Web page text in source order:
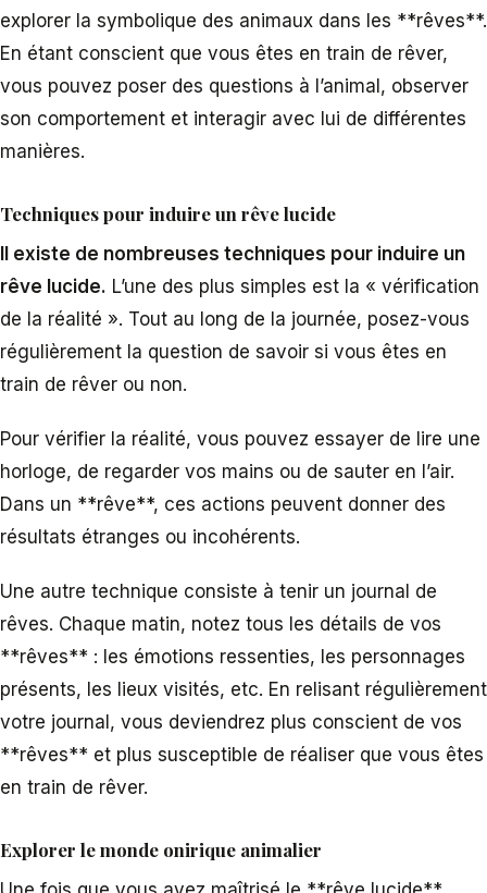
explorer la symbolique des animaux dans les **rêves**.
En étant conscient que vous êtes en train de rêver,
vous pouvez poser des questions à l’animal, observer
son comportement et interagir avec lui de différentes
manières.
Techniques pour induire un rêve lucide
Il existe de nombreuses techniques pour induire un
rêve lucide. L’une des plus simples est la « vérification
de la réalité ». Tout au long de la journée, posez-vous
régulièrement la question de savoir si vous êtes en
train de rêver ou non.
Pour vérifier la réalité, vous pouvez essayer de lire une
horloge, de regarder vos mains ou de sauter en l’air.
Dans un **rêve**, ces actions peuvent donner des
résultats étranges ou incohérents.
Une autre technique consiste à tenir un journal de
rêves. Chaque matin, notez tous les détails de vos
**rêves** : les émotions ressenties, les personnages
présents, les lieux visités, etc. En relisant régulièrement
votre journal, vous deviendrez plus conscient de vos
**rêves** et plus susceptible de réaliser que vous êtes
en train de rêver.
Explorer le monde onirique animalier